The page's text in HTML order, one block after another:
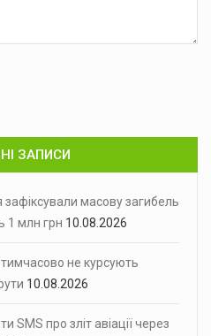
ЗАПИСИ
зафіксували масову загибель
1 млн грн 10.08.2026
не курсують
10.08.2026
SMS про зліт авіації через